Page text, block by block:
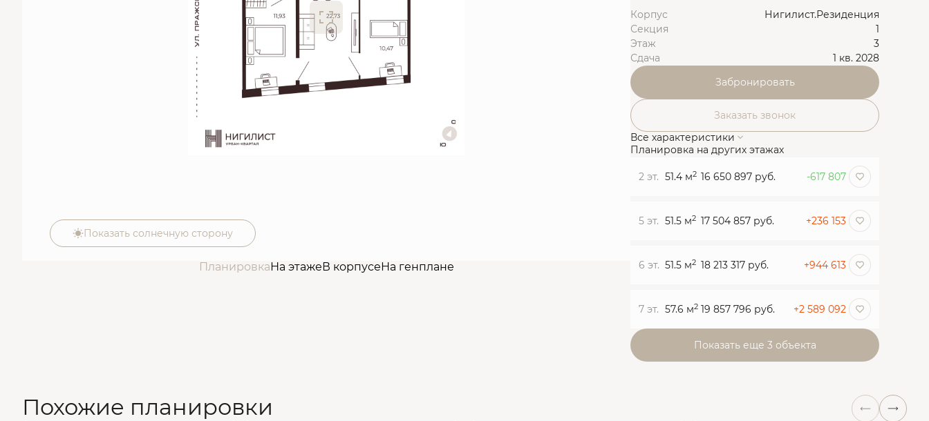
Показать солнечную сторону
ПланировкаНа этажеВ корпусеНа генплане
Корпус
Нигилист.Резиденция
Секция
1
Этаж
3
Сдача
1 кв. 2028
Забронировать
Заказать звонок
Все характеристики
Планировка на других этажах
2 эт. 51.4 м2 16 650 897 руб. -617 807
5 эт. 51.5 м2 17 504 857 руб. +236 153
6 эт. 51.5 м2 18 213 317 руб. +944 613
7 эт. 57.6 м2 19 857 796 руб. +2 589 092
Показать еще 3 объектa
Похожие планировки